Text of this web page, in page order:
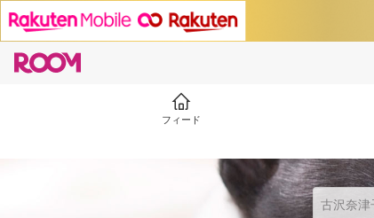
フィード